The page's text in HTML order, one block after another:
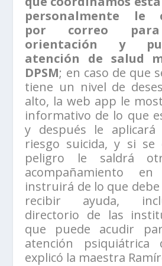
personalmente le
por correo
orientación y
atención de salud
DPSM; en caso de que
tiene un nivel de
alto, la web app le
informativo de lo que
y después le
riesgo suicida, y si se
peligro le saldrá
acompañamiento
instruirá de lo que
recibir ayuda,
directorio de las
que puede acudir
atención psiquiátrica
explicó la maestra